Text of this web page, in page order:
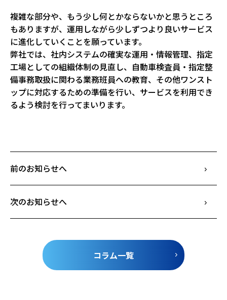
複雑な部分や、もう少し何とかならないかと思うところ
もありますが、運用しながら少しずつより良いサービス
に進化していくことを願っています。
弊社では、社内システムの確実な運用・情報管理、指定
工場としての組織体制の見直し、自動車検査員・指定整
備事務取扱に関わる業務班員への教育、その他ワンスト
ップに対応するための準備を行い、サービスを利用でき
るよう検討を行ってまいります。
前のお知らせへ
次のお知らせへ
コラム一覧